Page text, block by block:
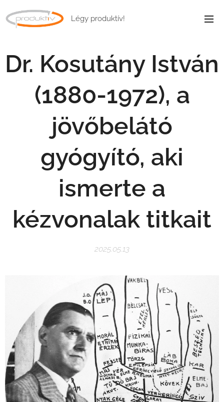
Légy produktív!
Dr. Kosutány István
(1880-1972), a
jövőbelátó
gyógyító, aki
ismerte a
kézvonalak titkait
2025.05.13